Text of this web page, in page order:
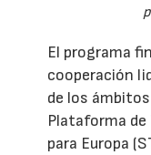
El programa
cooperación
de los
Plataforma
para Europa